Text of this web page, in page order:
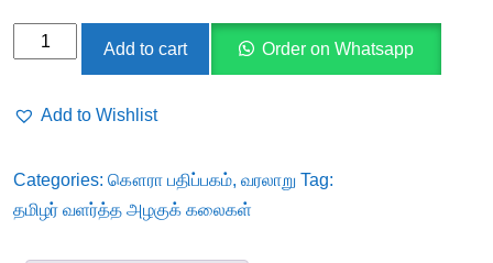
தமிழர்
கலைகள்
Add to cart Order on Whatsapp
Add to Wishlist
Categories: கௌரா பதிப்பகம், வரலாறு Tag:
தமிழர் வளர்த்த அழகுக் கலைகள்